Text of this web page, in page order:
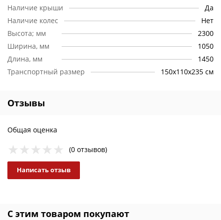
Большая крыша над всей рабочей зоной, делает
возможным приготовление на мангале в жару, снег, мелкий
дождь и любую непогоду. Поддерживать чистоту мангала
просто благодаря легко моющимся поверхностям и
вынимаемому из жаровни зольнику.
Наличие крыши
Да
Наличие колес
Нет
Высота; мм
2300
Ширина, мм
1050
Длина, мм
1450
Транспортный размер
150х110х235 см
Отзывы
Общая оценка
(0 отзывов)
Написать отзыв
С этим товаром покупают